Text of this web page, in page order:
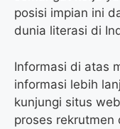
posisi impian ini
dunia literasi di
Informasi di atas
informasi lebih
kunjungi situs
proses